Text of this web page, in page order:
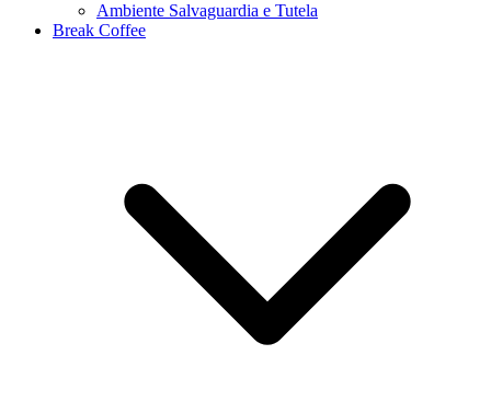
Ambiente Salvaguardia e Tutela
Break Coffee